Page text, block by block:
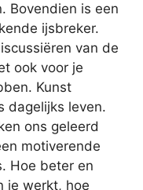
Bovendien is een
ijsbreker.
van de
ook voor je
Kunst
dagelijks leven.
ons geleerd
motiverende
Hoe beter en
je werkt, hoe